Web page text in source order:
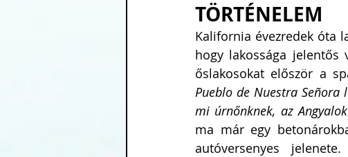
TÖRTÉNELEM
Kalifornia évezredek óta
hogy lakossága jelentős
őslakosokat először a
Pueblo de Nuestra Señora
mi úrnőnknek, az
ma már egy
autóversenyes